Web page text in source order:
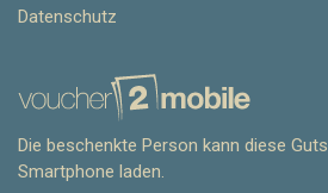
Datenschutz
Die beschenkte Person kann diese
Smartphone laden.